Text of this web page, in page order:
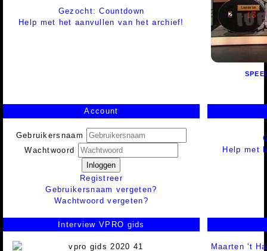
Gezocht: Countdown
Help met het aanvullen van het archief!
Account
Gebruikersnaam
Wachtwoord
Inloggen
Registreer
Gebruikersnaam vergeten?
Wachtwoord vergeten?
Help met
Interview VPRO gids
Maarten 't